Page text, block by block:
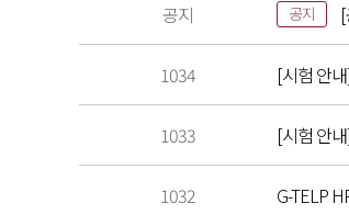
공지 공지
1034 [시험 안
1033 [시험 안
1032 G-TELP